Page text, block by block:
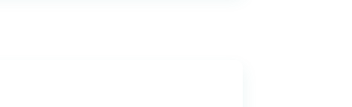
os valores a serem